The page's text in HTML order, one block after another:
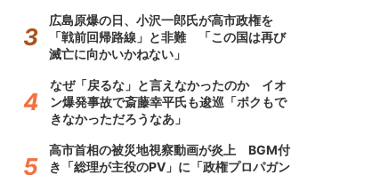
広島原爆の日、小沢一郎氏が高市政権を
「戦前回帰路線」と非難 「この国は再び
滅亡に向かいかねない」
なぜ「戻るな」と言えなかったのか イオ
ン爆発事故で斎藤幸平氏も逡巡「ボクもで
きなかっただろうなあ」
高市首相の被災地視察動画が炎上 BGM付
き「総理が主役のPV」に「政権プロパガン